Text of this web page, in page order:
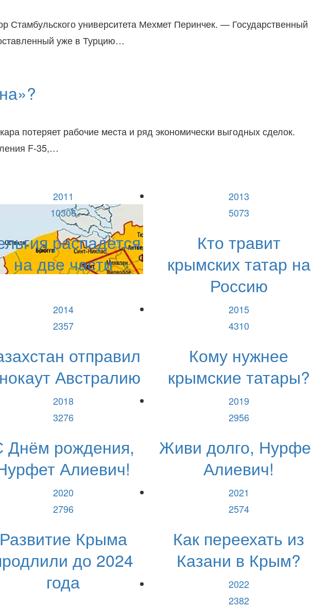
Стамбульского университета Мехмет Перинчек. — Государственный
уже в Турцию…
потеряет рабочие места и ряд экономически выгодных сделок.
F-35,…
2011
10306
распадется
на две части
2013
5073
Кто травит
крымских татар на
Россию
2014
2357
отправил
Австралию
2015
4310
Кому нужнее
крымские татары?
2018
3276
Днём рождения,
Алиевич!
2019
2956
Живи долго,
Алиевич!
2020
2796
Развитие Крыма
до 2024
года
2021
2574
Как переехать из
Казани в Крым?
2022
2382